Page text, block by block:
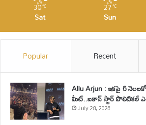
30℃
Sat
27℃
Sun
Popular Recent
Allu Arjun : ఇకపై 6
మీట్..ఐకాన్ స్టార్ పొలిటికల్
July 28, 2026